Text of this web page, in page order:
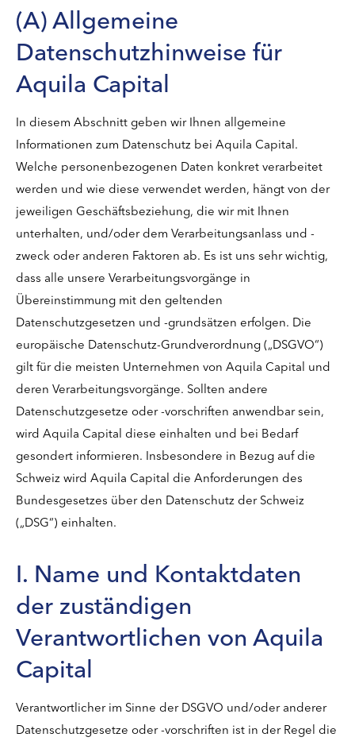
(A) Allgemeine
Datenschutzhinweise für
Aquila Capital
In diesem Abschnitt geben wir Ihnen allgemeine
Informationen zum Datenschutz bei Aquila Capital.
Welche personenbezogenen Daten konkret verarbeitet
werden und wie diese verwendet werden, hängt von der
jeweiligen Geschäftsbeziehung, die wir mit Ihnen
unterhalten, und/oder dem Verarbeitungsanlass und -
zweck oder anderen Faktoren ab. Es ist uns sehr wichtig,
dass alle unsere Verarbeitungsvorgänge in
Übereinstimmung mit den geltenden
Datenschutzgesetzen und -grundsätzen erfolgen. Die
europäische Datenschutz-Grundverordnung („DSGVO“)
gilt für die meisten Unternehmen von Aquila Capital und
deren Verarbeitungsvorgänge. Sollten andere
Datenschutzgesetze oder -vorschriften anwendbar sein,
wird Aquila Capital diese einhalten und bei Bedarf
gesondert informieren. Insbesondere in Bezug auf die
Schweiz wird Aquila Capital die Anforderungen des
Bundesgesetzes über den Datenschutz der Schweiz
(„DSG“) einhalten.
I. Name und Kontaktdaten
der zuständigen
Verantwortlichen von Aquila
Capital
Verantwortlicher im Sinne der DSGVO und/oder anderer
Datenschutzgesetze oder -vorschriften ist in der Regel die